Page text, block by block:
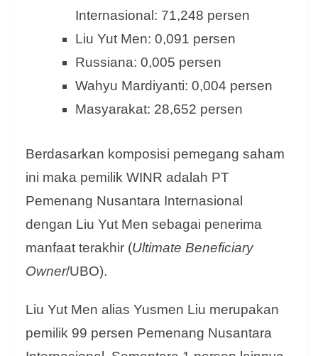
Internasional: 71,248 persen
Liu Yut Men: 0,091 persen
Russiana: 0,005 persen
Wahyu Mardiyanti: 0,004 persen
Masyarakat: 28,652 persen
Berdasarkan komposisi pemegang saham
ini maka pemilik WINR adalah PT
Pemenang Nusantara Internasional
dengan Liu Yut Men sebagai penerima
manfaat terakhir (Ultimate Beneficiary
Owner/UBO).
Liu Yut Men alias Yusmen Liu merupakan
pemilik 99 persen Pemenang Nusantara